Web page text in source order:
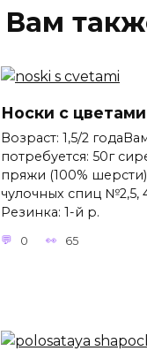
Вам
Носки с цветами
Возраст: 1,5/2
потребуется: 50г
пряжи (100%
чулочных спиц №2,5,
Резинка: 1-й р.
0 65